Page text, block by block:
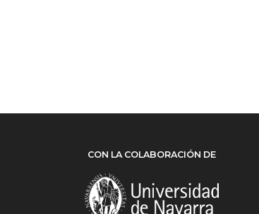
CON LA COLABORACIÓN DE